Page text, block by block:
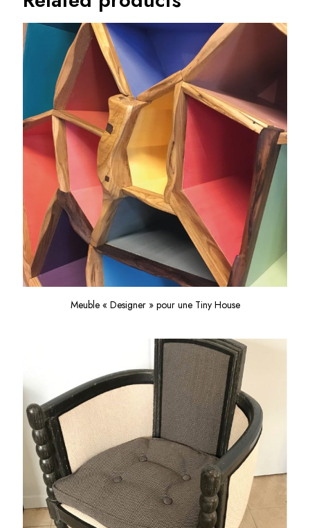
Meuble « Designer » pour une Tiny House